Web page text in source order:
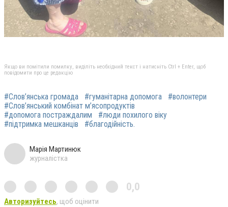
Якщо ви помітили помилку, виділіть необхідний текст і натисніть Ctrl + Enter, щоб
повідомити про це редакцію
#Слов’янська громада #гуманітарна допомога
#волонтери
#Слов’янський комбінат м’ясопродуктів
#допомога постраждалим
#люди похилого віку
#підтримка мешканців
#благодійність.
Марія Мартинюк
журналістка
0,0
Авторизуйтесь, щоб оцінити